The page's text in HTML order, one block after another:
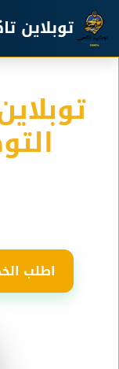
تخطي إلى المحتوى
توبلاين
اطلب